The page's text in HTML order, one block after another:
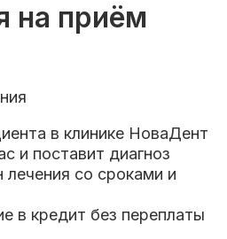
на приём
и поставит диагноз
со сроками и
в кредит без переплаты